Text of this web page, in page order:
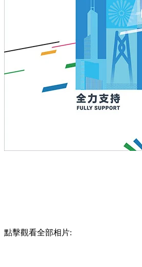
點擊觀看全部相片: